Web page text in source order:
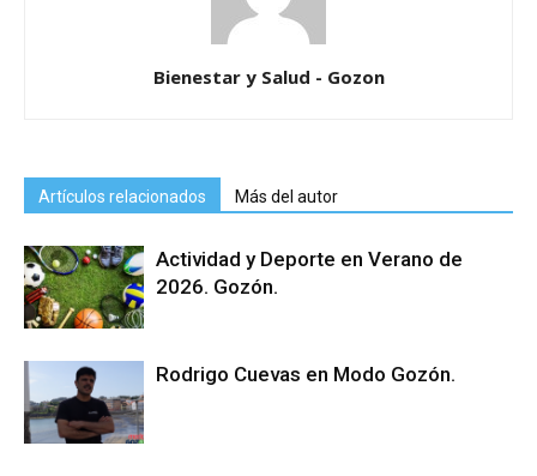
Bienestar y Salud - Gozon
Artículos relacionados Más del autor
Actividad y Deporte en Verano de
2026. Gozón.
Rodrigo Cuevas en Modo Gozón.